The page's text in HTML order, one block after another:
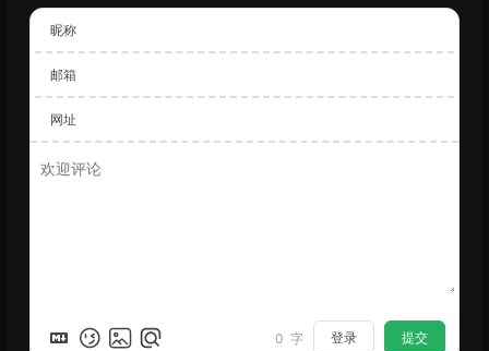
昵称
邮箱
网址
0 字 登录 提交